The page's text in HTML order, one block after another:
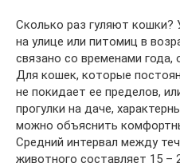
Сколько раз гуляют
на улице или питомиц в
связано со временами года,
Для кошек, которые
не покидает ее пределов,
прогулки на даче,
можно объяснить
Средний интервал между
животного составляет 15 –